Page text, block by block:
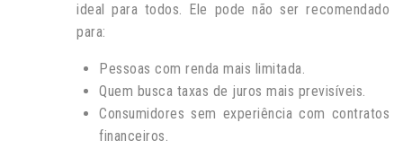
ideal para todos. Ele pode não ser recomendado
para:
Pessoas com renda mais limitada.
Quem busca taxas de juros mais previsíveis.
Consumidores sem experiência com contratos
financeiros.